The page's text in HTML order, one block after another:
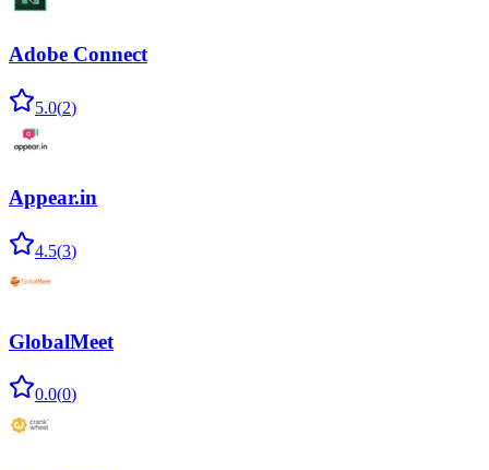
Adobe Connect
5.0(2)
Appear.in
4.5(3)
GlobalMeet
0.0(0)